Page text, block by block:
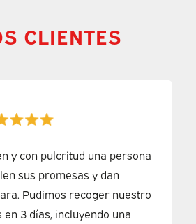
CLIENTES
y con pulcritud una persona
sus promesas y dan
Pudimos recoger nuestro
en 3 días, incluyendo una